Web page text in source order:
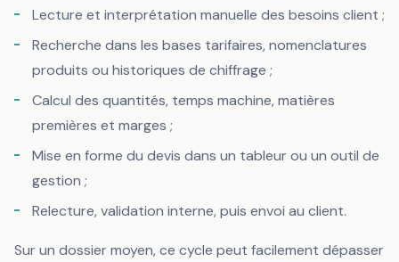
Lecture et interprétation manuelle des besoins client ;
Recherche dans les bases tarifaires, nomenclatures
produits ou historiques de chiffrage ;
Calcul des quantités, temps machine, matières
premières et marges ;
Mise en forme du devis dans un tableur ou un outil de
gestion ;
Relecture, validation interne, puis envoi au client.
Sur un dossier moyen, ce cycle peut facilement dépasser